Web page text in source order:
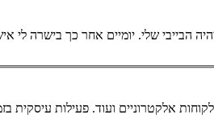
הזה יהיה הבייבי שלי. יומיים אחר כך